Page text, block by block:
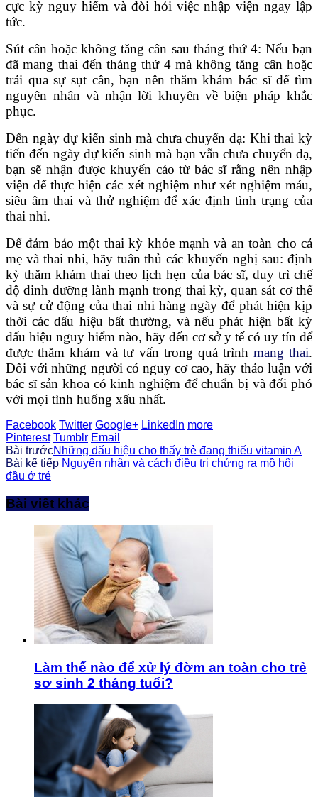
cực kỳ nguy hiểm và đòi hỏi việc nhập viện ngay lập
tức.
Sút cân hoặc không tăng cân sau tháng thứ 4: Nếu bạn
đã mang thai đến tháng thứ 4 mà không tăng cân hoặc
trải qua sự sụt cân, bạn nên thăm khám bác sĩ để tìm
nguyên nhân và nhận lời khuyên về biện pháp khắc
phục.
Đến ngày dự kiến sinh mà chưa chuyển dạ: Khi thai kỳ
tiến đến ngày dự kiến sinh mà bạn vẫn chưa chuyển dạ,
bạn sẽ nhận được khuyến cáo từ bác sĩ rằng nên nhập
viện để thực hiện các xét nghiệm như xét nghiệm máu,
siêu âm thai và thử nghiệm để xác định tình trạng của
thai nhi.
Để đảm bảo một thai kỳ khỏe mạnh và an toàn cho cả
mẹ và thai nhi, hãy tuân thủ các khuyến nghị sau: định
kỳ thăm khám thai theo lịch hẹn của bác sĩ, duy trì chế
độ dinh dưỡng lành mạnh trong thai kỳ, quan sát cơ thể
và sự cử động của thai nhi hàng ngày để phát hiện kịp
thời các dấu hiệu bất thường, và nếu phát hiện bất kỳ
dấu hiệu nguy hiểm nào, hãy đến cơ sở y tế có uy tín để
được thăm khám và tư vấn trong quá trình mang thai.
Đối với những người có nguy cơ cao, hãy thảo luận với
bác sĩ sản khoa có kinh nghiệm để chuẩn bị và đối phó
với mọi tình huống xấu nhất.
Facebook Twitter Google+ LinkedIn more
Pinterest Tumblr Email
Bài trướcNhững dấu hiệu cho thấy trẻ đang thiếu vitamin A
Bài kế tiếp Nguyên nhân và cách điều trị chứng ra mồ hôi
đầu ở trẻ
Bài viết khác
Làm thế nào để xử lý đờm an toàn cho trẻ
sơ sinh 2 tháng tuổi?